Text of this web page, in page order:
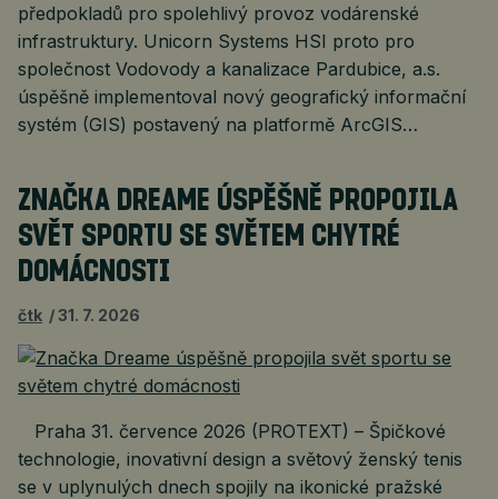
předpokladů pro spolehlivý provoz vodárenské
infrastruktury. Unicorn Systems HSI proto pro
společnost Vodovody a kanalizace Pardubice, a.s.
úspěšně implementoval nový geografický informační
systém (GIS) postavený na platformě ArcGIS…
ZNAČKA DREAME ÚSPĚŠNĚ PROPOJILA
SVĚT SPORTU SE SVĚTEM CHYTRÉ
DOMÁCNOSTI
čtk 31. 7. 2026
Praha 31. července 2026 (PROTEXT) – Špičkové
technologie, inovativní design a světový ženský tenis
se v uplynulých dnech spojily na ikonické pražské